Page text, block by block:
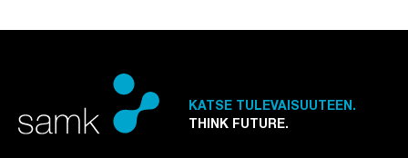
KATSE TULEVAISUUTEEN.
THINK FUTURE.